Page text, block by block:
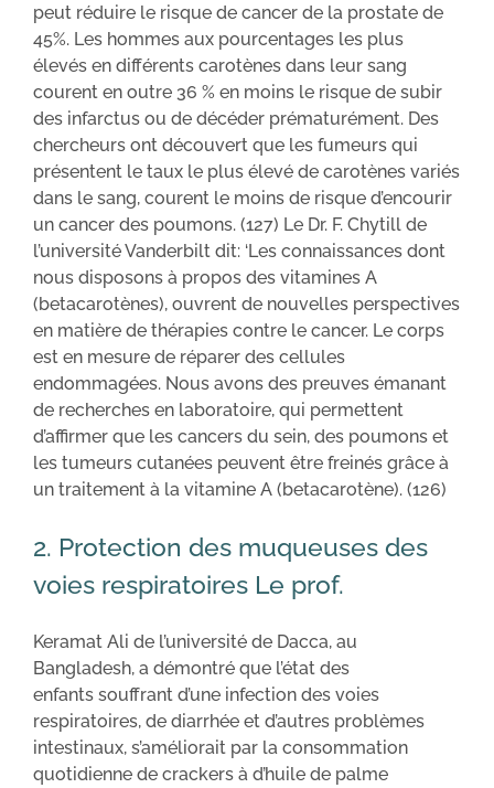
peut réduire le risque de cancer de la prostate de
45%. Les hommes aux pourcentages les plus
élevés en différents carotènes dans leur sang
courent en outre 36 % en moins le risque de subir
des infarctus ou de décéder prématurément. Des
chercheurs ont découvert que les fumeurs qui
présentent le taux le plus élevé de carotènes variés
dans le sang, courent le moins de risque d’encourir
un cancer des poumons. (127) Le Dr. F. Chytill de
l’université Vanderbilt dit: ‘Les connaissances dont
nous disposons à propos des vitamines A
(betacarotènes), ouvrent de nouvelles perspectives
en matière de thérapies contre le cancer. Le corps
est en mesure de réparer des cellules
endommagées. Nous avons des preuves émanant
de recherches en laboratoire, qui permettent
d’affirmer que les cancers du sein, des poumons et
les tumeurs cutanées peuvent être freinés grâce à
un traitement à la vitamine A (betacarotène). (126)
2. Protection des muqueuses des
voies respiratoires Le prof.
Keramat Ali de l’université de Dacca, au
Bangladesh, a démontré que l’état des
enfants souffrant d’une infection des voies
respiratoires, de diarrhée et d’autres problèmes
intestinaux, s’améliorait par la consommation
quotidienne de crackers à d’huile de palme